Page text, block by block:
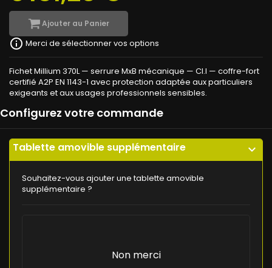
Ajouter au Panier
info_outline Merci de sélectionner vos options
Fichet Millium 370L — serrure MxB mécanique — Cl.I — coffre-fort
certifié A2P EN 1143-1 avec protection adaptée aux particuliers
exigeants et aux usages professionnels sensibles.
Configurez votre commande
Tablette amovible supplémentaire expand_more
Souhaitez-vous ajouter une tablette amovible
supplémentaire ?
Non merci